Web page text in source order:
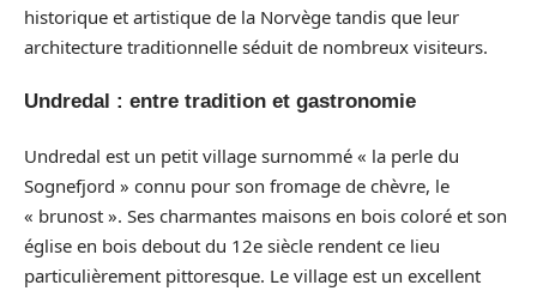
historique et artistique de la Norvège tandis que leur
architecture traditionnelle séduit de nombreux visiteurs.
Undredal : entre tradition et gastronomie
Undredal est un petit village surnommé « la perle du
Sognefjord » connu pour son fromage de chèvre, le
« brunost ». Ses charmantes maisons en bois coloré et son
église en bois debout du 12e siècle rendent ce lieu
particulièrement pittoresque. Le village est un excellent